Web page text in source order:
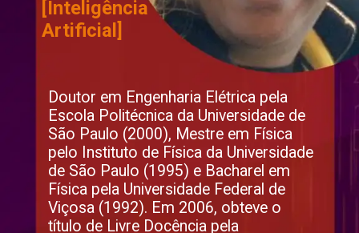
Doutor em Engenharia Elétrica pela
Escola Politécnica da Universidade de
São Paulo (2000), Mestre em Física
pelo Instituto de Física da Universidade
de São Paulo (1995) e Bacharel em
Física pela Universidade Federal de
Viçosa (1992). Em 2006, obteve o
título de Livre Docência pela
[Inteligência
Artificial]